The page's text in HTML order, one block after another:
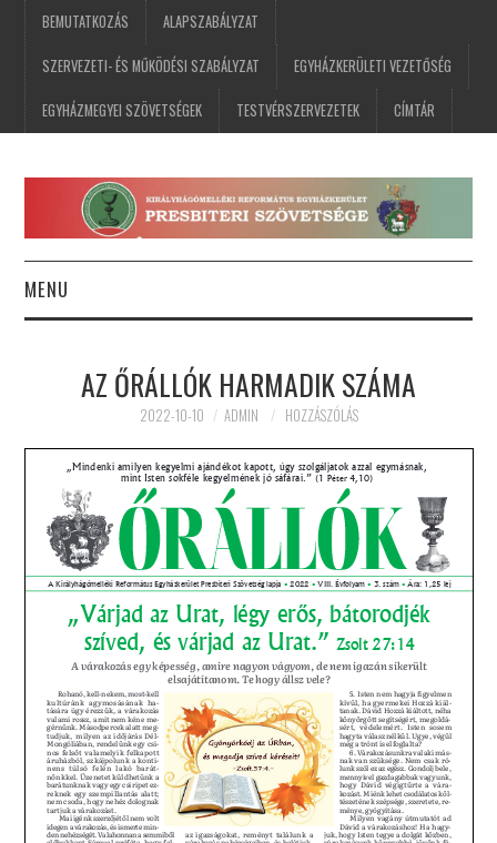
BEMUTATKOZÁS ALAPSZABÁLYZAT
SZERVEZETI- ÉS MŰKÖDÉSI SZABÁLYZAT EGYHÁZKERÜLETI VEZETŐSÉG
EGYHÁZMEGYEI SZÖVETSÉGEK TESTVÉRSZERVEZETEK CÍMTÁR
MENU
HÍREK
ESEMÉNYNAPTÁR
PRESBITERKÉPZÉS
ŐRÁLLÓK
KAPCSOLAT
AZ ŐRÁLLÓK HARMADIK SZÁMA
2022-10-10 ADMIN HOZZÁSZÓLÁS